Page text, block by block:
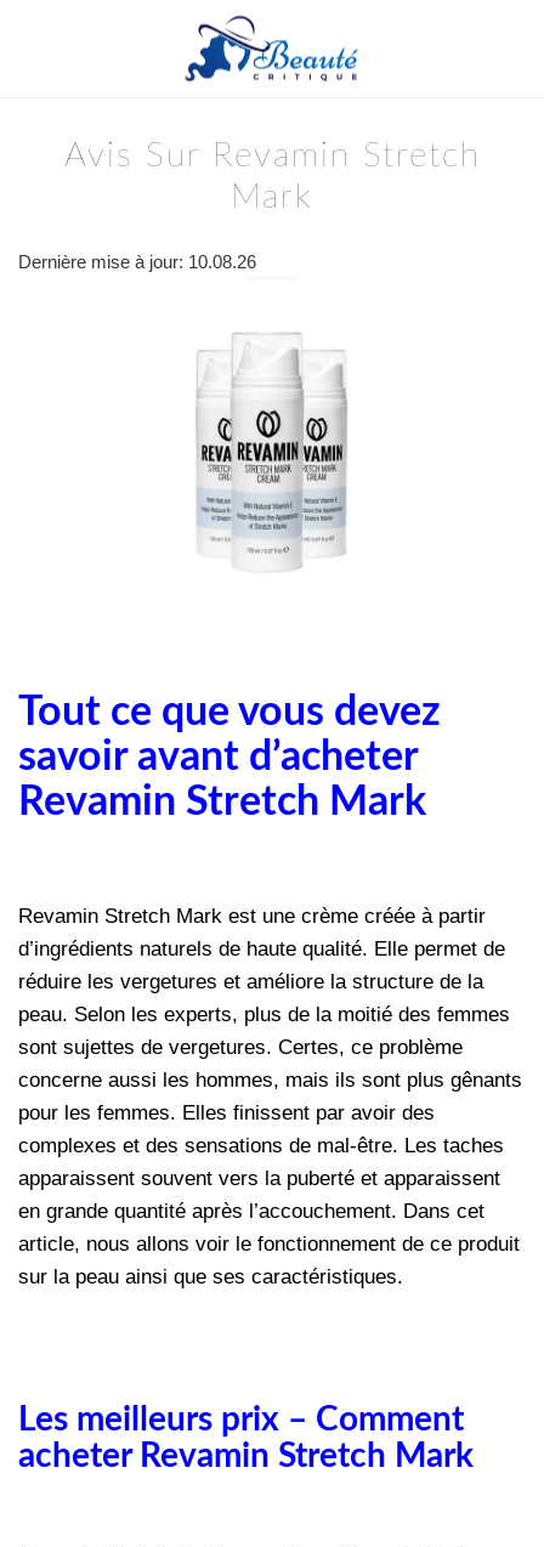
Avis Sur Revamin Stretch
Mark
Dernière mise à jour: 10.08.26
Tout ce que vous devez
savoir avant d’acheter
Revamin Stretch Mark
Revamin Stretch Mark est une crème créée à partir
d’ingrédients naturels de haute qualité. Elle permet de
réduire les vergetures et améliore la structure de la
peau. Selon les experts, plus de la moitié des femmes
sont sujettes de vergetures. Certes, ce problème
concerne aussi les hommes, mais ils sont plus gênants
pour les femmes. Elles finissent par avoir des
complexes et des sensations de mal-être. Les taches
apparaissent souvent vers la puberté et apparaissent
en grande quantité après l’accouchement. Dans cet
article, nous allons voir le fonctionnement de ce produit
sur la peau ainsi que ses caractéristiques.
Les meilleurs prix – Comment
acheter Revamin Stretch Mark